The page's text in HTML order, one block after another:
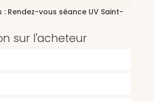
Rendez-vous séance UV Saint-
sur l'acheteur